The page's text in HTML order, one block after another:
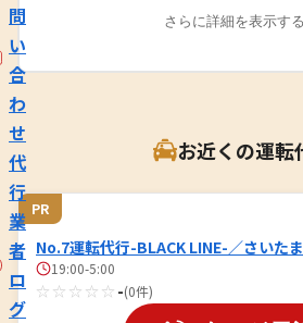
問
い
合
わ
せ
代
行
業
者
ロ
グ
さらに詳細を表示する
お近くの運転
PR
No.7運転代行-BLACK LINE-／さいた
19:00-5:00
☆☆☆☆☆ -(0件)